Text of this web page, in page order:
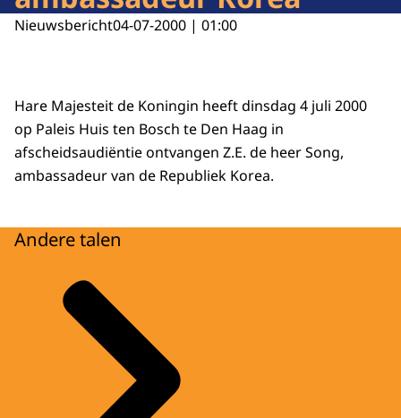
Nieuwsbericht04-07-2000 | 01:00
Hare Majesteit de Koningin heeft dinsdag 4 juli 2000
op Paleis Huis ten Bosch te Den Haag in
afscheidsaudiëntie ontvangen Z.E. de heer Song,
ambassadeur van de Republiek Korea.
Andere talen